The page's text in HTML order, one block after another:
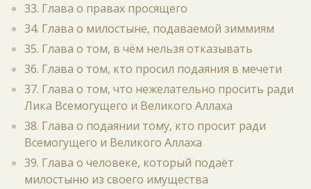
33. Глава о правах просящего
34. Глава о милостыне, подаваемой зиммиям
35. Глава о том, в чём нельзя отказывать
36. Глава о том, кто просил подаяния в мечети
37. Глава о том, что нежелательно просить ради
Лика Всемогущего и Великого Аллаха
38. Глава о подаянии тому, кто просит ради
Всемогущего и Великого Аллаха
39. Глава о человеке, который подаёт
милостыню из своего имущества